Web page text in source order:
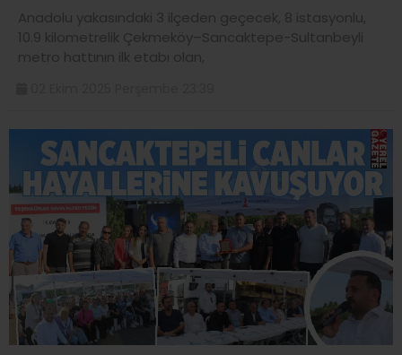
Anadolu yakasındaki 3 ilçeden geçecek, 8 istasyonlu,
10.9 kilometrelik Çekmeköy–Sancaktepe-Sultanbeyli
metro hattının ilk etabı olan,